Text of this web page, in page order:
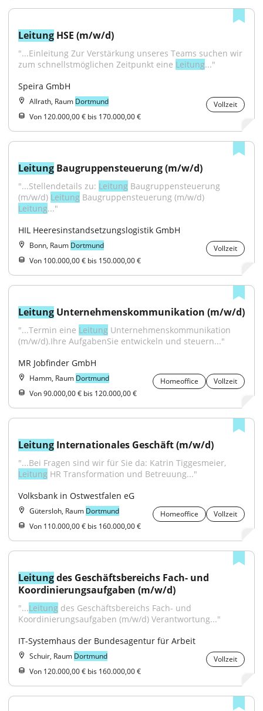
Leitung HSE (m/w/d)
"...Einleitung Zur Verstärkung unseres Teams suchen wir
zum schnellstmöglichen Zeitpunkt eine Leitung..."
Speira GmbH
Allrath, Raum Dortmund
Vollzeit
Von 120.000,00 € bis 170.000,00 €
Leitung Baugruppensteuerung (m/w/d)
"...Stellendetails zu: Leitung Baugruppensteuerung
(m/w/d) Leitung
Leitung..."
HIL Heeresinstandsetzungslogistik GmbH
Bonn, Raum Dortmund
Vollzeit
Von 100.000,00 € bis 150.000,00 €
Leitung Unternehmenskommunikation (m/w/d)
"...Termin eine Leitung Unternehmenskommunikation
(m/w/d).Ihre AufgabenSie entwickeln und steuern..."
MR Jobfinder GmbH
Hamm, Raum Dortmund Homeoffice
Vollzeit
Von 90.000,00 € bis 120.000,00 €
Leitung Internationales Geschäft (m/w/d)
Leitung HR Transformation und Betreuung..."
Volksbank in Ostwestfalen eG
Gütersloh, Raum Dortmund Homeoffice
Vollzeit
Von 110.000,00 € bis 160.000,00 €
Leitung des Geschäftsbereichs Fach- und
Koordinierungsaufgaben (m/w/d)
"...Leitung des Geschäftsbereichs Fach- und
Koordinierungsaufgaben (m/w/d) Verantwortung..."
IT-Systemhaus der Bundesagentur für Arbeit
Schuir, Raum Dortmund
Vollzeit
Von 120.000,00 € bis 160.000,00 €